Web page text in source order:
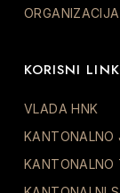
KORISNI
VLADA HNK
KANTONALNO
KANTONALNO